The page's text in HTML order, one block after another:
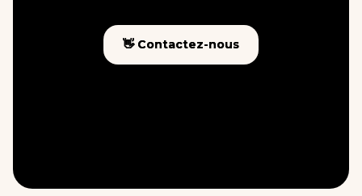
👋 Contactez-nous
👋 Contactez-nous